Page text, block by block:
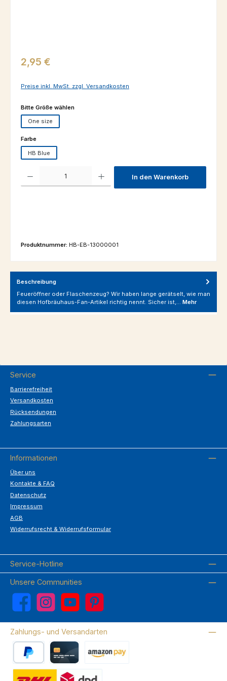
Regulärer Preis:
2,95 €
Preise inkl. MwSt. zzgl. Versandkosten
Bitte Größe wählenauswählen
One size
Farbeauswählen
HB Blue
In den Warenkorb
Produktnummer: HB-EB-13000001
Beschreibung
Feueröffner oder Flaschenzeug? Wir haben lange gerätselt, wie man
diesen Hofbräuhaus-Fan-Artikel richtig nennt. Sicher ist,… Mehr
Service
Barrierefreiheit
Versandkosten
Rücksendungen
Zahlungsarten
Informationen
Über uns
Kontakte & FAQ
Datenschutz
Impressum
AGB
Widerrufsrecht & Widerrufsformular
Service-Hotline
Unsere Communities
Facebook Instagram YouTube Pinterest
Zahlungs- und Versandarten